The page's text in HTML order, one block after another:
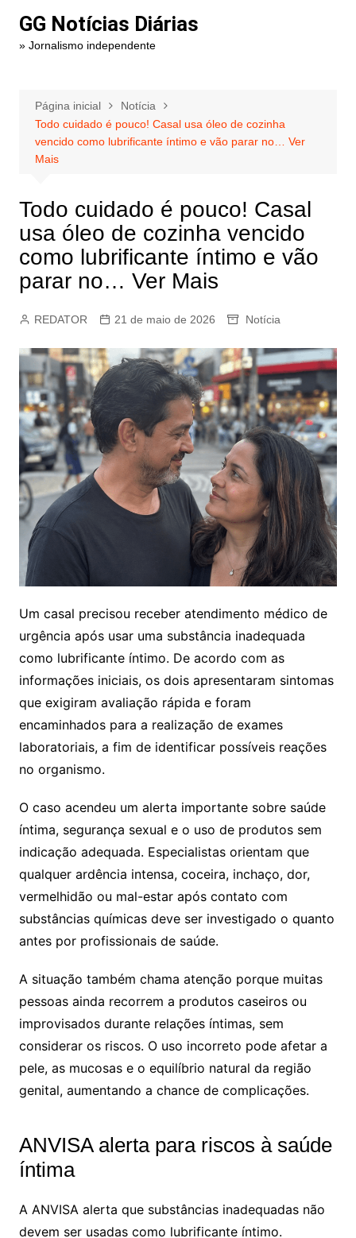
paraGG Notícias Diárias
» Jornalismo independente
Página inicial
Notícia
Todo cuidado é pouco! Casal usa óleo de cozinha
vencido como lubrificante íntimo e vão parar no… Ver
Mais
Todo cuidado é pouco! Casal
usa óleo de cozinha vencido
como lubrificante íntimo e vão
parar no… Ver Mais
REDATOR 21 de maio de 2026 Notícia
Um casal precisou receber atendimento médico de
urgência após usar uma substância inadequada
como lubrificante íntimo. De acordo com as
informações iniciais, os dois apresentaram sintomas
que exigiram avaliação rápida e foram
encaminhados para a realização de exames
laboratoriais, a fim de identificar possíveis reações
no organismo.
O caso acendeu um alerta importante sobre saúde
íntima, segurança sexual e o uso de produtos sem
indicação adequada. Especialistas orientam que
qualquer ardência intensa, coceira, inchaço, dor,
vermelhidão ou mal-estar após contato com
substâncias químicas deve ser investigado o quanto
antes por profissionais de saúde.
A situação também chama atenção porque muitas
pessoas ainda recorrem a produtos caseiros ou
improvisados durante relações íntimas, sem
considerar os riscos. O uso incorreto pode afetar a
pele, as mucosas e o equilíbrio natural da região
genital, aumentando a chance de complicações.
ANVISA alerta para riscos à saúde
íntima
A ANVISA alerta que substâncias inadequadas não
devem ser usadas como lubrificante íntimo.